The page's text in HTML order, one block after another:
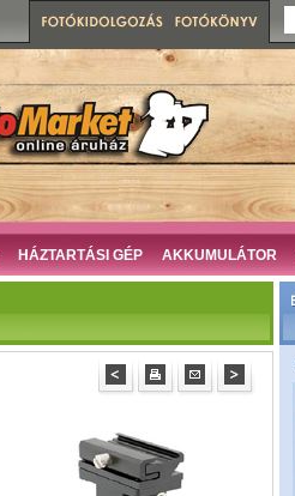
HÁZTARTÁSI GÉP AKKUMULÁTOR